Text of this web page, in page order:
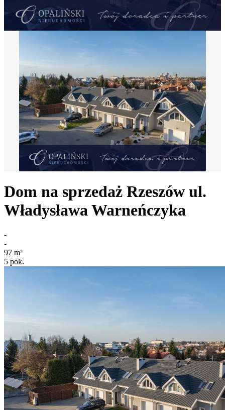
Dom na sprzedaż Rzeszów ul.
Władysława Warneńczyka
-
-
97 m²
5 pok.